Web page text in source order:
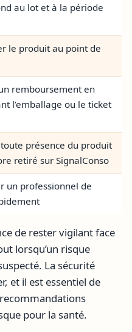
au lot et à la période
le produit au point de
remboursement en
l’emballage ou le ticket
présence du produit
retiré sur SignalConso
un professionnel de
de rester vigilant face
lorsqu’un risque
La sécurité
et il est essentiel de
pour la santé.